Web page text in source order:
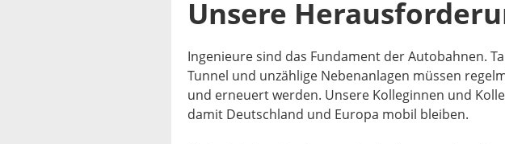
Unsere
Ingenieure sind das Fundament der Autobahnen.
Tunnel und unzählige Nebenanlagen müssen
und erneuert werden. Unsere Kolleginnen und
damit Deutschland und Europa mobil bleiben.